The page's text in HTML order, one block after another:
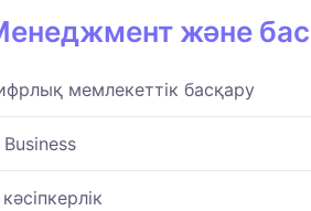
және
мемлекеттік басқару